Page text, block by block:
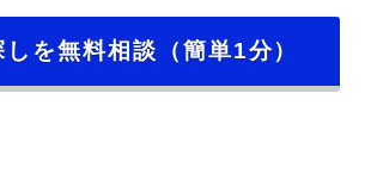
を無料相談（簡単1分）